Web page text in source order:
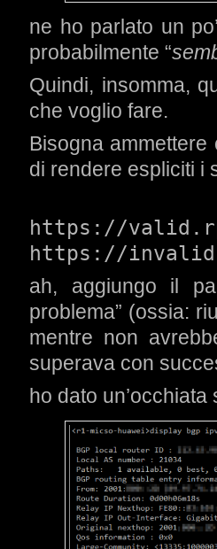
ne ho parlato un
probabilmente “
Quindi, insomma,
che voglio fare.
Bisogna
di rendere espliciti i
https://
https://
ah, aggiungo il
problema” (ossia:
mentre non
superava con
ho dato